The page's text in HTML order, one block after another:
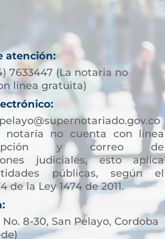
atención:
7633447 (La notaria no
línea gratuita)
notaría no cuenta con línea
y correo de
judiciales, esto aplica
públicas, según el
de la Ley 1474 de 2011.
8-30, San Pelayo, Cordoba